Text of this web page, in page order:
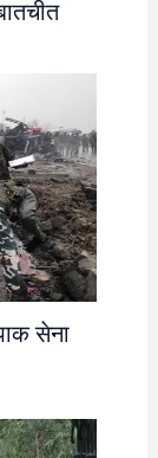
सेना